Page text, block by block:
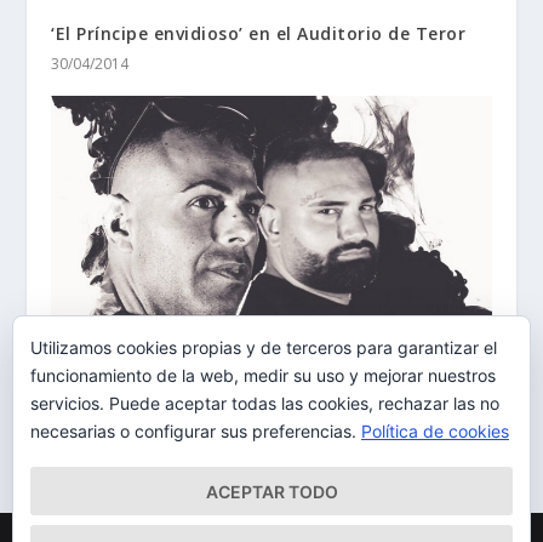
‘El Príncipe envidioso’ en el Auditorio de Teror
30/04/2014
La potencia de Blueroom llega a Berlín 89
26/09/2019
Utilizamos cookies propias y de terceros para garantizar el
funcionamiento de la web, medir su uso y mejorar nuestros
servicios. Puede aceptar todas las cookies, rechazar las no
necesarias o configurar sus preferencias. Política de cookies
ACEPTAR TODO